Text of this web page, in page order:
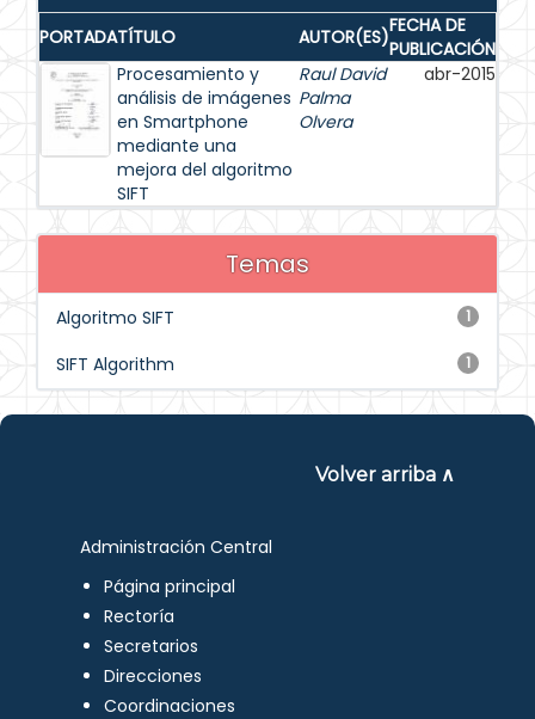
PORTADATÍTULO AUTOR(ES)FECHA DE
PUBLICACIÓN
Procesamiento y
análisis de imágenes
en Smartphone
mediante una
mejora del algoritmo
SIFT
Raul David
Palma
Olvera
abr-2015
Temas
1
Algoritmo SIFT
1
SIFT Algorithm
Volver arriba ∧
Administración Central
Página principal
Rectoría
Secretarios
Direcciones
Coordinaciones